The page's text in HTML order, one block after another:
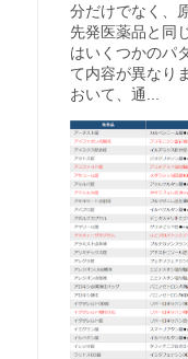
分だけでなく、
先発医薬品と同
はいくつかのパ
て内容が異なり
おいて、通...